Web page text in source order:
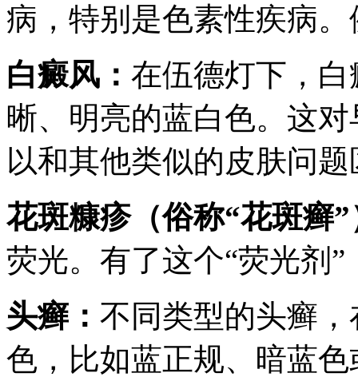
病，特别是色素性疾病。
白癜风： 在伍德灯下，
晰、明亮的蓝白色。这
以和其他类似的皮肤问
花斑糠疹（俗称“花斑癣
荧光。有了这个“荧光剂
头癣： 不同类型的头癣
色，比如蓝正规、暗蓝